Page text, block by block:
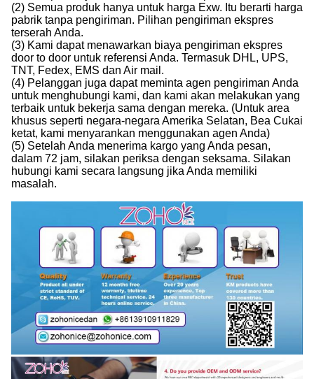
(2) Semua produk hanya untuk harga Exw. Itu berarti harga
pabrik tanpa pengiriman. Pilihan pengiriman ekspres
terserah Anda.
(3) Kami dapat menawarkan biaya pengiriman ekspres
door to door untuk referensi Anda. Termasuk DHL, UPS,
TNT, Fedex, EMS dan Air mail.
(4) Pelanggan juga dapat meminta agen pengiriman Anda
untuk menghubungi kami, dan kami akan melakukan yang
terbaik untuk bekerja sama dengan mereka. (Untuk area
khusus seperti negara-negara Amerika Selatan, Bea Cukai
ketat, kami menyarankan menggunakan agen Anda)
(5) Setelah Anda menerima kargo yang Anda pesan,
dalam 72 jam, silakan periksa dengan seksama. Silakan
hubungi kami secara langsung jika Anda memiliki
masalah.